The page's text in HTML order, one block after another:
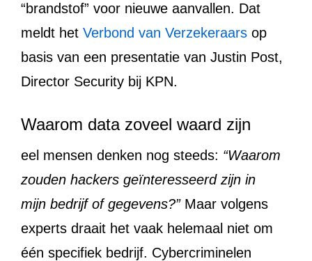
“brandstof” voor nieuwe aanvallen. Dat
meldt het Verbond van Verzekeraars op
basis van een presentatie van Justin Post,
Director Security bij KPN.
Waarom data zoveel waard zijn
eel mensen denken nog steeds: “Waarom
zouden hackers geïnteresseerd zijn in
mijn bedrijf of gegevens?”Maar volgens
experts draait het vaak helemaal niet om
één specifiek bedrijf. Cybercriminelen